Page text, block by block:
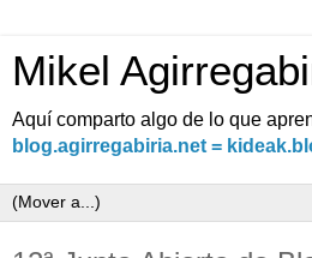
Mikel
Aquí comparto algo de lo que
blog.agirregabiria.net =